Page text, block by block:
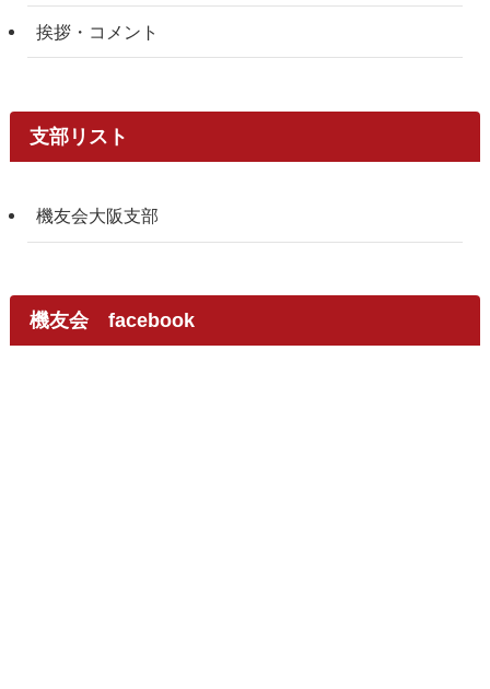
挨拶・コメント
支部リスト
機友会大阪支部
機友会 facebook